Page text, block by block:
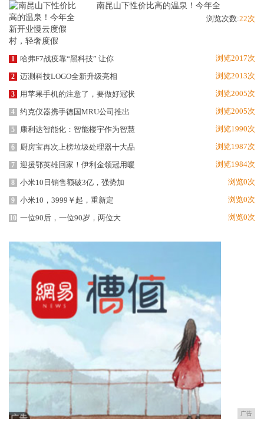
南昆山下性价比高的温泉！今年全
浏览次数:22次
1 哈弗F7战疫靠“黑科技” 让你 浏览2017次
2 迈测科技LOGO全新升级亮相 浏览2013次
3 用苹果手机的注意了，要做好冠状 浏览2005次
4 约克仪器携手德国MRU公司推出 浏览2005次
5 康利达智能化：智能楼宇作为智慧 浏览1990次
6 厨房宝再次上榜垃圾处理器十大品 浏览1987次
7 迎援鄂英雄回家！伊利金领冠用暖 浏览1984次
8 小米10日销售额破3亿，强势加 浏览0次
9 小米10，3999￥起，重新定 浏览0次
10 一位90后，一位90岁，两位大 浏览0次
广告